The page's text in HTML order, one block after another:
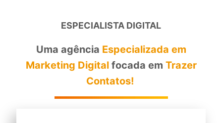
ESPECIALISTA DIGITAL
Uma agência Especializada em
Marketing Digitalfocada em Trazer
Contatos!